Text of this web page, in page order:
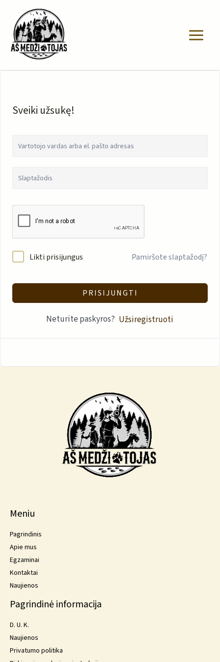
turinio
Sveiki užsukę!
Likti prisijungus Pamiršote slaptažodį?
PRISIJUNGTI
Neturite paskyros? Užsiregistruoti
Meniu
Pagrindinis
Apie mus
Egzaminai
Kontaktai
Naujienos
Pagrindinė informacija
D. U. K.
Naujienos
Privatumo politika